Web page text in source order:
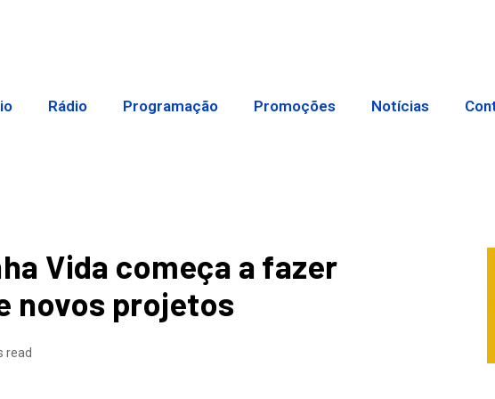
Rádio Programação Promoções Notícias
Vida começa a fazer
novos projetos
read